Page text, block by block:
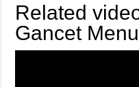
Related
Gancet